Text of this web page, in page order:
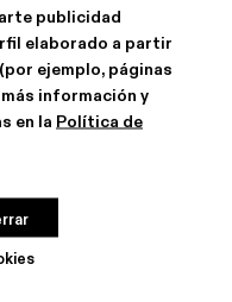
publicidad
elaborado a partir
ejemplo, páginas
información y
en la Política de
€